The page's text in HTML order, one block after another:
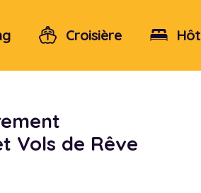
Croisière
Vols de Rêve